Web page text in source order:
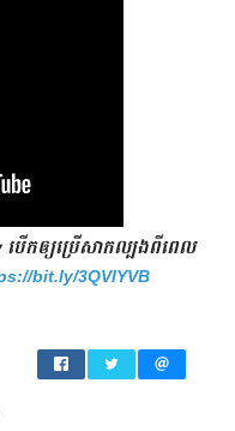
បើកឲ្យប្រើសាកល្បងពីពេល
bit.ly/3QVlYVB